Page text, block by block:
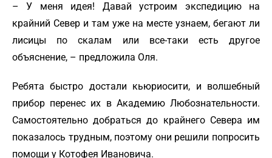
– У меня идея! Давай устроим экспедицию на
крайний Север и там уже на месте узнаем, бегают ли
лисицы по скалам или все-таки есть другое
объяснение, – предложила Оля.
Ребята быстро достали кьюриосити, и волшебный
прибор перенес их в Академию Любознательности.
Самостоятельно добраться до крайнего Севера им
показалось трудным, поэтому они решили попросить
помощи у Котофея Ивановича.